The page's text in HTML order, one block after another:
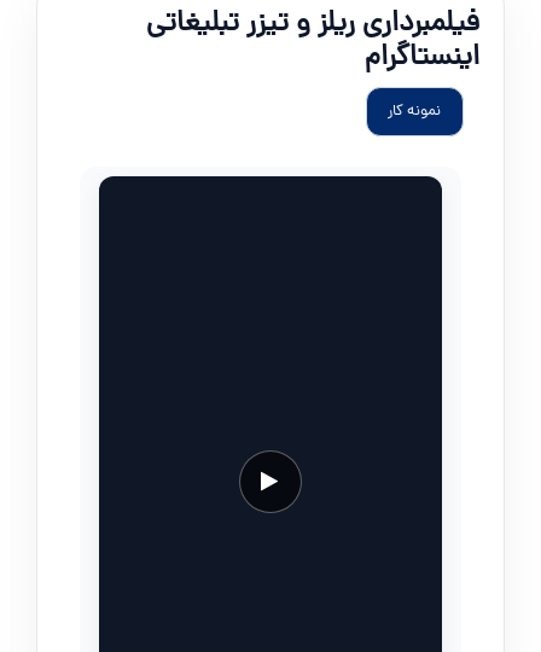
فیلمبرداری ریلز و تیزر تبلیغاتی
اینستاگرام
نمونه کار